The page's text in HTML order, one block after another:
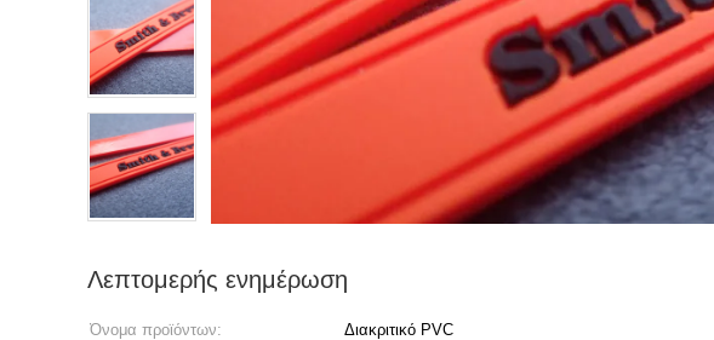
Λεπτομερής ενημέρωση
Όνομα προϊόντων: Διακριτικό PVC